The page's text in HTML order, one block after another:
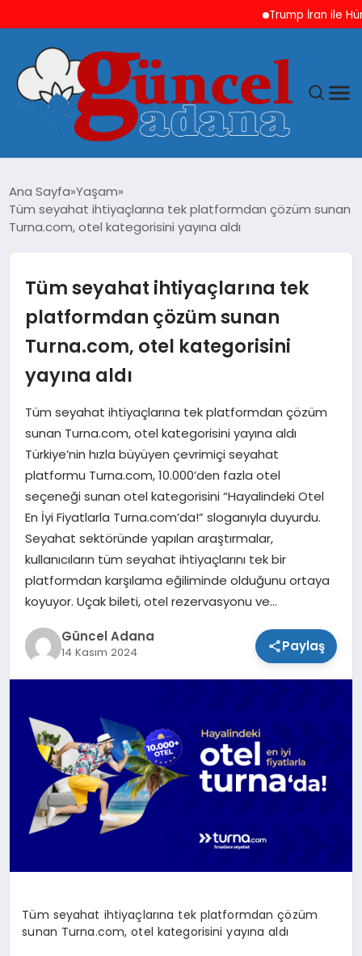
Trump İran ile
GÜNCEL
SAĞLIK
SPOR
TEKNOLOJI
Ana Sayfa Yaşam
Tüm seyahat ihtiyaçlarına tek platformdan çözüm sunan
Turna.com, otel kategorisini yayına aldı
Tüm seyahat ihtiyaçlarına tek
platformdan çözüm sunan
Turna.com, otel kategorisini
yayına aldı
Tüm seyahat ihtiyaçlarına tek platformdan çözüm
sunan Turna.com, otel kategorisini yayına aldı
Türkiye’nin hızla büyüyen çevrimiçi seyahat
platformu Turna.com, 10.000’den fazla otel
seçeneği sunan otel kategorisini “Hayalindeki Otel
En İyi Fiyatlarla Turna.com’da!” sloganıyla duyurdu.
Seyahat sektöründe yapılan araştırmalar,
kullanıcıların tüm seyahat ihtiyaçlarını tek bir
platformdan karşılama eğiliminde olduğunu ortaya
koyuyor. Uçak bileti, otel rezervasyonu ve…
Güncel Adana
14 Kasım 2024 Paylaş
Tüm seyahat ihtiyaçlarına tek platformdan çözüm
sunan Turna.com, otel kategorisini yayına aldı